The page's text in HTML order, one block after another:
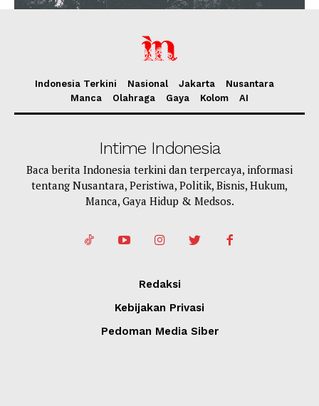
Indonesia Terkini Nasional Jakarta
Nusantara
Manca
Olahraga Gaya Kolom AI
Intime Indonesia
Baca berita Indonesia terkini dan terpercaya, informasi
tentang Nusantara, Peristiwa, Politik, Bisnis, Hukum,
Manca, Gaya Hidup & Medsos.
Redaksi
Kebijakan Privasi
Pedoman Media Siber